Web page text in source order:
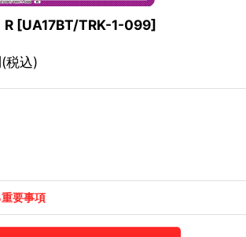
R [UA17BT/TRK-1-099]
(税込)
要事項